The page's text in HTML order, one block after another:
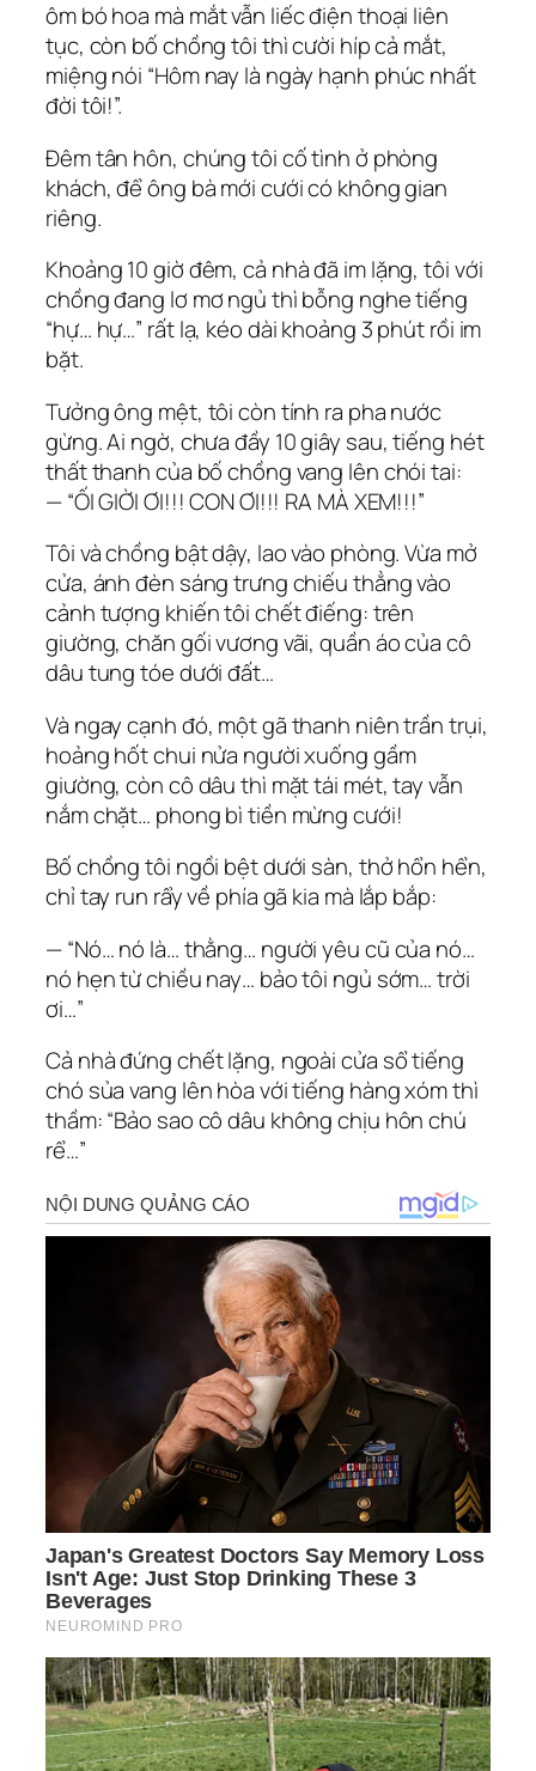
ôm bó hoa mà mắt vẫn liếc điện thoại liên
tục, còn bố chồng tôi thì cười híp cả mắt,
miệng nói “Hôm nay là ngày hạnh phúc nhất
đời tôi!”.
Đêm tân hôn, chúng tôi cố tình ở phòng
khách, để ông bà mới cưới có không gian
riêng.
Khoảng 10 giờ đêm, cả nhà đã im lặng, tôi với
chồng đang lơ mơ ngủ thì bỗng nghe tiếng
“hự… hự…” rất lạ, kéo dài khoảng 3 phút rồi im
bặt.
Tưởng ông mệt, tôi còn tính ra pha nước
gừng. Ai ngờ, chưa đầy 10 giây sau, tiếng hét
thất thanh của bố chồng vang lên chói tai:
— “ỐI GIỜI ƠI!!! CON ƠI!!! RA MÀ XEM!!!”
Tôi và chồng bật dậy, lao vào phòng. Vừa mở
cửa, ánh đèn sáng trưng chiếu thẳng vào
cảnh tượng khiến tôi chết điếng: trên
giường, chăn gối vương vãi, quần áo của cô
dâu tung tóe dưới đất…
Và ngay cạnh đó, một gã thanh niên trần trụi,
hoảng hốt chui nửa người xuống gầm
giường, còn cô dâu thì mặt tái mét, tay vẫn
nắm chặt… phong bì tiền mừng cưới!
Bố chồng tôi ngồi bệt dưới sàn, thở hổn hển,
chỉ tay run rẩy về phía gã kia mà lắp bắp:
— “Nó… nó là… thằng… người yêu cũ của nó…
nó hẹn từ chiều nay… bảo tôi ngủ sớm… trời
ơi…”
Cả nhà đứng chết lặng, ngoài cửa sổ tiếng
chó sủa vang lên hòa với tiếng hàng xóm thì
thầm: “Bảo sao cô dâu không chịu hôn chú
rể…”